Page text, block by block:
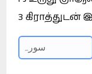
3 கிராத்துடன்